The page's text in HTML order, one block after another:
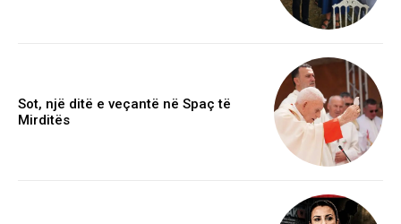
Sot, një ditë e veçantë në Spaç të
Mirditës